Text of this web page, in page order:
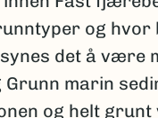
og
det å være
marin
og helt